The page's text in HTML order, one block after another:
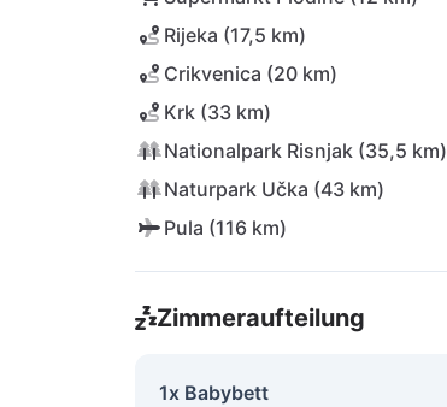
Rijeka (17,5 km)
Crikvenica (20 km)
Krk (33 km)
Nationalpark Risnjak (35,5 km)
Naturpark Učka (43 km)
Pula (116 km)
Zimmeraufteilung
1x Babybett